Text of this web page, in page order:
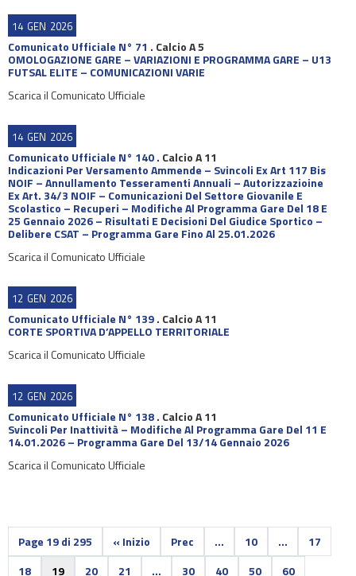
14 GEN 2026
Comunicato Ufficiale N° 71 . Calcio A 5
OMOLOGAZIONE GARE – VARIAZIONI E PROGRAMMA GARE – U13
FUTSAL ELITE – COMUNICAZIONI VARIE
Scarica il Comunicato Ufficiale
14 GEN 2026
Comunicato Ufficiale N° 140. Calcio A 11
Indicazioni Per Versamento Ammende – Svincoli Ex Art 117 Bis
NOIF – Annullamento Tesseramenti Annuali – Autorizzazioine
Ex Art. 34/3 NOIF – Comunicazioni Del Settore Giovanile E
Scolastico – Recuperi – Modifiche Al Programma Gare Del 18 E
25 Gennaio 2026 – Risultati E Decisioni Del Giudice Sportico –
Delibere CSAT – Programma Gare Fino Al 25.01.2026
Scarica il Comunicato Ufficiale
12 GEN 2026
Comunicato Ufficiale N° 139. Calcio A 11
CORTE SPORTIVA D’APPELLO TERRITORIALE
Scarica il Comunicato Ufficiale
12 GEN 2026
Comunicato Ufficiale N° 138. Calcio A 11
Svincoli Per Inattività – Modifiche Al Programma Gare Del 11 E
14.01.2026 – Programma Gare Del 13/14 Gennaio 2026
Scarica il Comunicato Ufficiale
Page 19 di 295 « Inizio Prec ... 10 ...
17
18
19 20 21 ... 30 40 50
60